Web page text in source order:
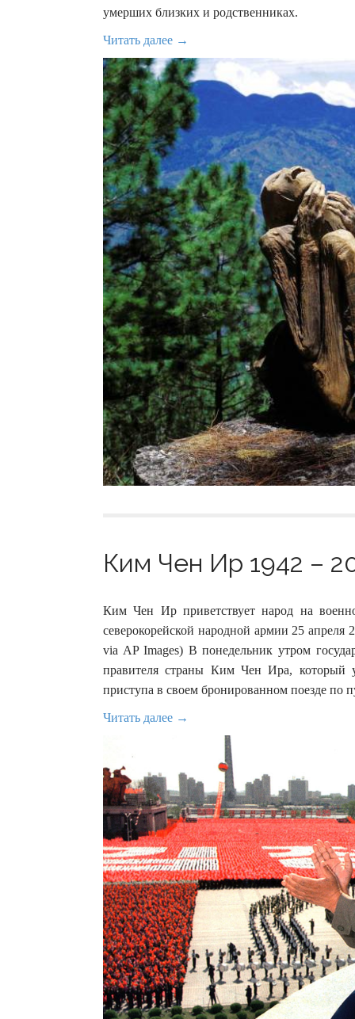
умерших близких и родственниках.
Читать далее →
Ким Чен Ир 1942 –
Ким Чен Ир приветствует народ на
северокорейской народной армии 25 апреля
via AP Images) В понедельник утром
правителя страны Ким Чен Ира, который
приступа в своем бронированном поезде по
Читать далее →